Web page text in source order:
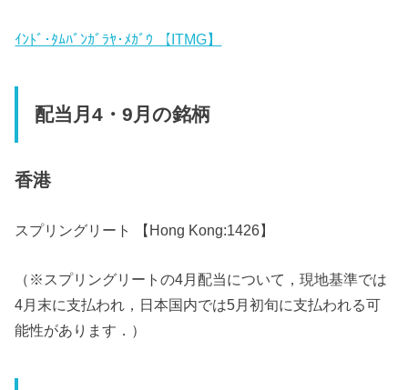
ｲﾝﾄﾞ･ﾀﾑﾊﾞﾝｶﾞﾗﾔ･ﾒｶﾞｳ 【ITMG】
配当月4・9月の銘柄
香港
スプリングリート 【Hong Kong:1426】
（※スプリングリートの4月配当について，現地基準では
4月末に支払われ，日本国内では5月初旬に支払われる可
能性があります．）